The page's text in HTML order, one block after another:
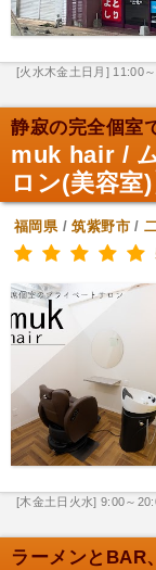
[火水木金土日月] 11:00
静寂の完全個室
muk hair /
ロン(美容室)
福岡県/筑紫野市/
[木金土日火水] 9:00～
ラーメンとBAR